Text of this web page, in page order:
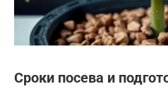
Сроки посева и